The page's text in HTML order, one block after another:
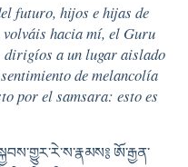
futuro, hijos e hijas de
hacia mí, el Guru
dirigíos a un lugar aislado
de melancolía
por el samsara: esto es
ཨོ་རྒྱན་